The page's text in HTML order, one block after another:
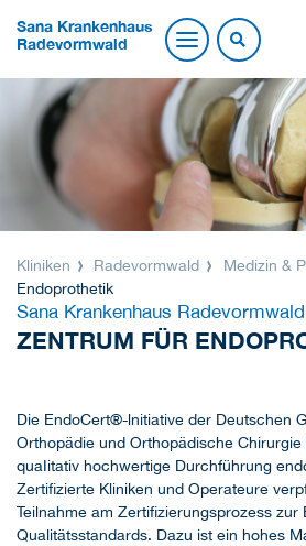
Sana Krankenhaus
Radevormwald
Kliniken Radevormwald Medizin &
Endoprothetik
Sana Krankenhaus Radevormwald
ZENTRUM FÜR
Die EndoCert®-lnitiative der Deutschen
Orthopädie und Orthopädische
quaIitativ hochwertige Durchführung
Zertifizierte Kliniken und Operateure
Teilnahme am Zertifizierungsprozess zur
Qualitätsstandards. Dazu ist ein hohes